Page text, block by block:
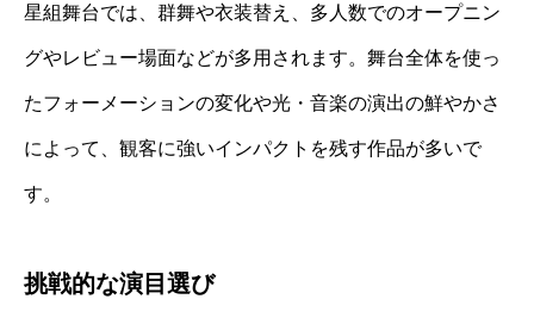
星組舞台では、群舞や衣装替え、多人数でのオープニン
グやレビュー場面などが多用されます。舞台全体を使っ
たフォーメーションの変化や光・音楽の演出の鮮やかさ
によって、観客に強いインパクトを残す作品が多いで
す。
挑戦的な演目選び